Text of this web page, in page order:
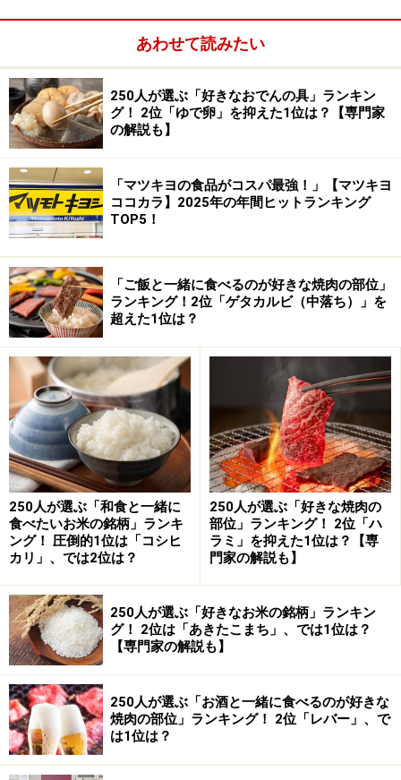
結果は、とてもまろやかな味わいに。いつも以上に爽や
かな喉越しで、すいすい飲めます。
チーズと酒粕がこんなに相性がよいとは！と驚くこと間違い
なしのチーズフォンデュ
じく酒粕でコクを加えたチーズフォンデュなど、相性の
よいおつまみが色々そろっているため、お酒が進みま
す。
この特別な獺祭が飲めるのは、実は「MIZU cafe」の
み。数量限定でなくなり次第販売終了とのことなので、
気になる方はぜひお早めに行ってみてくださいね！
【店舗詳細】
住所：東京都渋谷区神宮前6-34-14 原宿表参道ビル1F
電話：03-6427-9351
【関連リンク】
三菱レイヨン・クリンスイ
※記事内容は執筆時点のものです。最新の内容をご確認くださ
い。
※メニューや料金などのデータは、取材時または記事公開時点で
の内容です。
あわせて読みたい
250人が選ぶ「好きなおでんの具」ランキン
グ！ 2位「ゆで卵」を抑えた1位は？【専門家
の解説も】
「マツキヨの食品がコスパ最強！」【マツキヨ
ココカラ】2025年の年間ヒットランキング
TOP5！
「ご飯と一緒に食べるのが好きな焼肉の部位」
ランキング！2位「ゲタカルビ（中落ち）」を
超えた1位は？
250人が選ぶ「和食と一緒に
食べたいお米の銘柄」ランキ
ング！ 圧倒的1位は「コシヒ
カリ」、では2位は？
250人が選ぶ「好きな焼肉の
部位」ランキング！ 2位「ハ
ラミ」を抑えた1位は？【専
門家の解説も】
250人が選ぶ「好きなお米の銘柄」ランキン
グ！ 2位は「あきたこまち」、では1位は？
【専門家の解説も】
250人が選ぶ「お酒と一緒に食べるのが好きな
焼肉の部位」ランキング！ 2位「レバー」、で
は1位は？